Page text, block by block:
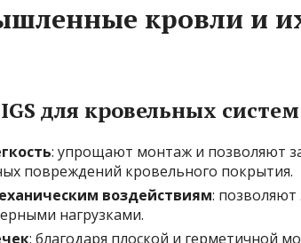
кровли и
для кровельных систем
: упрощают монтаж и позволяют
повреждений кровельного покрытия.
воздействиям: позволяют
нагрузками.
: благодаря плоской и герметичной